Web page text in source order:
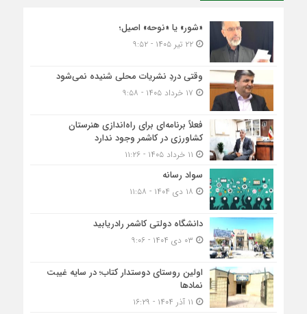
«شور» یا «نوحه» اصیل؛
۲۲ تیر ۱۴۰۵ - ۹:۵۲
وقتی دردِ نشریات محلی شنیده نمی‌شود
فعلاً برنامه‌ای برای راه‌اندازی هنرستان
کشاورزی در کاشمر وجود ندارد
سواد رسانه
دانشگاه دولتی کاشمر‌ رادریابید
اولین روستای دوستدار کتاب؛ در سایه غیبت
نمادها